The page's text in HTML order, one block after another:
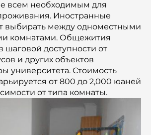
всем необходимым для
Иностранные
выбирать между одноместными
комнатами. Общежития
шаговой доступности от
и других объектов
университета. Стоимость
от 800 до 2,000 юаней
от типа комнаты.